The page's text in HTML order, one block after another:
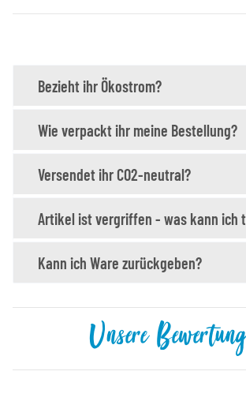
Bezieht ihr Ökostrom?
Wie verpackt ihr meine Bestellung?
Versendet ihr CO2-neutral?
Artikel ist vergriffen - was kann ich
Kann ich Ware zurückgeben?
Unsere